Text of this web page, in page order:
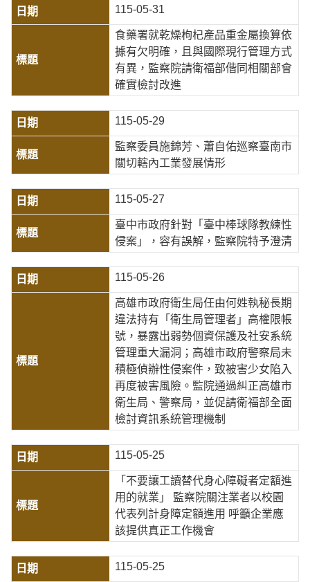
115-05-31
食藥署就乾燥枸杞產品重金屬換算依
據有欠明確，且與國際現行管理方式
有異，監察院請衛福部偕同相關部會
確實檢討改進
115-05-29
監察委員施錦芳、蕭自佑巡察臺南市
關切轄內工業發展情形
115-05-27
臺中市政府針對「臺中棒球隊教練性
侵案」，容有誤解，監察院特予澄清
115-05-26
高雄市政府衛生局任由何姓執秘長期
違法持有「衛生局管理者」高權限帳
號，暴露出弱勢個資保護及社安系統
管理重大漏洞；高雄市政府警察局未
積極偵辦性侵案件，致被害少女陷入
再度被害風險。監院通過糾正高雄市
衛生局、警察局，並促請衛福部全面
檢討資訊系統管理機制
115-05-25
「不要讓工讀替代身心障礙者定額進
用的就業」 監察院關注業者以校園
代表列計身障定額進用 呼籲企業應
該提供真正工作機會
115-05-25